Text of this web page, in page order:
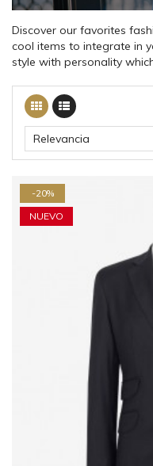
Discover our favorites
cool items to integrate in
style with personality
Relevancia
-20%
NUEVO